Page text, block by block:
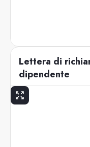
Lettera di
dipendente